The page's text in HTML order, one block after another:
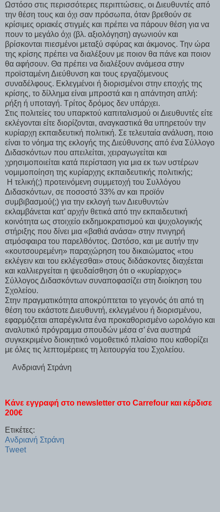
Ωστόσο στις περισσότερες περιπτώσεις, οι Διευθυντές από
την θέση τους και όχι σαν πρόσωπα, όταν βρεθούν σε
κρίσιμες οριακές στιγμές και πρέπει να πάρουν θέση για να
πουν το μεγάλο όχι (βλ. αξιολόγηση) αγωνιούν και
βρίσκονται πιεσμένοι μεταξύ σφύρας και άκμονος. Την ώρα
της κρίσης πρέπει να διαλέξουν με ποιον θα πάνε και ποιον
θα αφήσουν. Θα πρέπει να διαλέξουν ανάμεσα στην
προϊσταμένη Διεύθυνση και τους εργαζόμενους
συναδέλφους. Εκλεγμένοι ή διορισμένοι στην εποχής της
κρίσης, το δίλλημα είναι μπροστά και η απάντηση απλή:
ρήξη ή υποταγή. Τρίτος δρόμος δεν υπάρχει.
Στις πολιτείες του υπαρκτού καπιταλισμού οι Διευθυντές είτε
εκλέγονται είτε διορίζονται, αναγκαστικά θα υπηρετούν την
κυρίαρχη εκπαιδευτική πολιτική. Σε τελευταία ανάλυση, ποιο
είναι το νόημα της εκλογής της Διεύθυνσης από ένα Σύλλογο
Διδασκόντων που απειλείται, χειραγωγείται και
χρησιμοποιείται κατά περίσταση για μια εκ των υστέρων
νομιμοποίηση της κυρίαρχης εκπαιδευτικής πολιτικής;
Η τελική(;) προτεινόμενη συμμετοχή του Συλλόγου
Διδασκόντων, σε ποσοστό 33% αν και προϊόν
συμβιβασμού(;) για την εκλογή των Διευθυντών
εκλαμβάνεται κατ’ αρχήν θετικά από την εκπαιδευτική
κοινότητα ως στοιχείο εκδημοκρατισμού και ψυχολογικής
στήριξης που δίνει μια «βαθιά ανάσα» στην πνιγηρή
ατμόσφαιρα του παρελθόντος. Ωστόσο, και με αυτήν την
«κουτσουρεμένη» παραχώρηση του δικαιώματος «του
εκλέγειν και του εκλέγεσθαι» στους διδάσκοντες διαχέεται
και καλλιεργείται η ψευδαίσθηση ότι ο «κυρίαρχος»
Σύλλογος Διδασκόντων συναποφασίζει στη διοίκηση του
Σχολείου.
Στην πραγματικότητα αποκρύπτεται το γεγονός ότι από τη
θέση του εκάστοτε Διευθυντή, εκλεγμένου ή διορισμένου,
εφαρμόζεται απαρέγκλιτα ένα προκαθορισμένο ωρολόγιο και
αναλυτικό πρόγραμμα σπουδών μέσα σ’ ένα αυστηρά
συγκεκριμένο διοικητικό νομοθετικό πλαίσιο που καθορίζει
με όλες τις λεπτομέρειες τη λειτουργία του Σχολείου.
Ανδριανή Στράνη
Κάνε εγγραφή στο newsletter στο Carrefour και κέρδισε
200€
Ετικέτες:
Ανδριανή Στράνη
Tweet